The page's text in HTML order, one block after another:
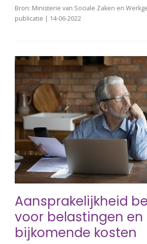
Bron: Ministerie van Sociale Zaken en
publicatie | 14-06-2022
Aansprakelijkheid
voor belastingen en
bijkomende kosten